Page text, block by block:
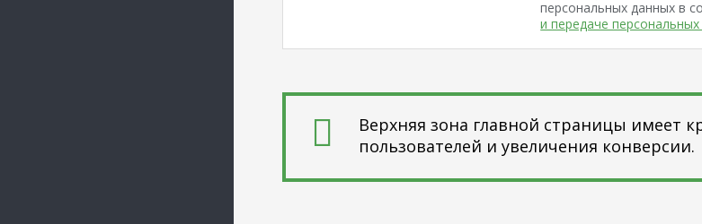
персональных данных в
и передаче
Верхняя зона главной страницы имеет
пользователей и увеличения конверсии.